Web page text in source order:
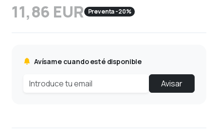
11,86 EUR Preventa -20%
Avísame cuando esté disponible
Avisar